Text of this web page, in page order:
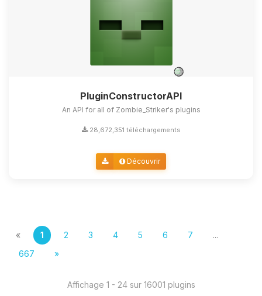
PluginConstructorAPI
An API for all of Zombie_Striker's plugins
28,672,351 téléchargements
Découvrir
« 1 2 3 4 5 6 7
...
667
»
Affichage 1 - 24 sur 16001 plugins